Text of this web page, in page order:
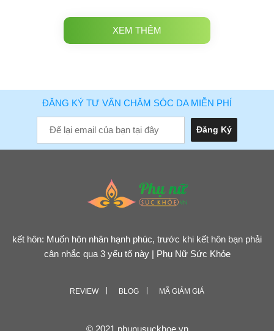
XEM THÊM
ĐĂNG KÝ TƯ VẤN CHĂM SÓC DA MIỄN PHÍ
kết hôn: Muốn hôn nhân hạnh phúc, trước khi kết hôn bạn phải
cân nhắc qua 3 yếu tố này | Phụ Nữ Sức Khỏe
REVIEW BLOG MÃ GIẢM GIÁ
© 2021 phunusuckhoe.vn